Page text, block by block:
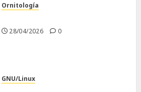
Ornitología
28/04/2026 0
GNU/Linux